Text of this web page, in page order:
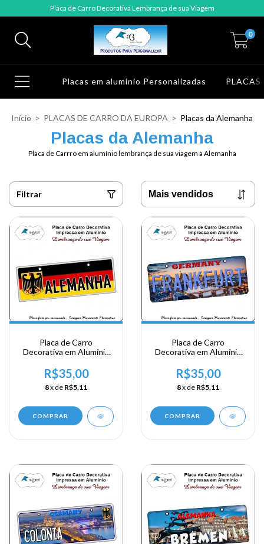
Placa de Carro Decorativa Lembrança de sua Viagem
0
Placas em alumínio Personalizadas PLACAS
Início > PLACAS DE CARRO DA EUROPA > Placas da Alemanha
Placas da Alemanha
Placa de Carrro em alumínio lembrança de sua viagem a Alemanha
Filtrar
Placa de Carro
Decorativa em Alumínio
Viagem a Alemanha -
Gernany
R$35,00
8x de R$5,11
COMPRAR
Placa de Carro
Decorativa em Alumínio
Viagem a Alemanha -
Frankfurt
R$35,00
8x de R$5,11
COMPRAR